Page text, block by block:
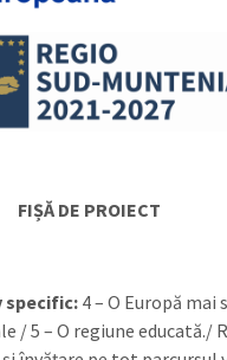
FIȘĂ DE PROIECT
specific:4 – O Europă
– O regiune educată./